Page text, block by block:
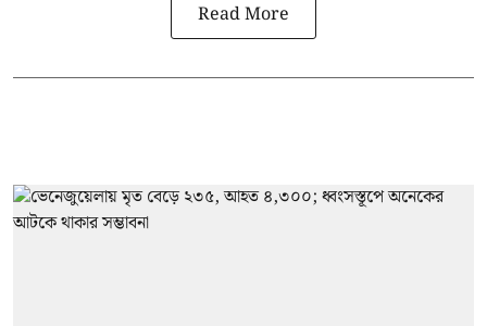
Read More